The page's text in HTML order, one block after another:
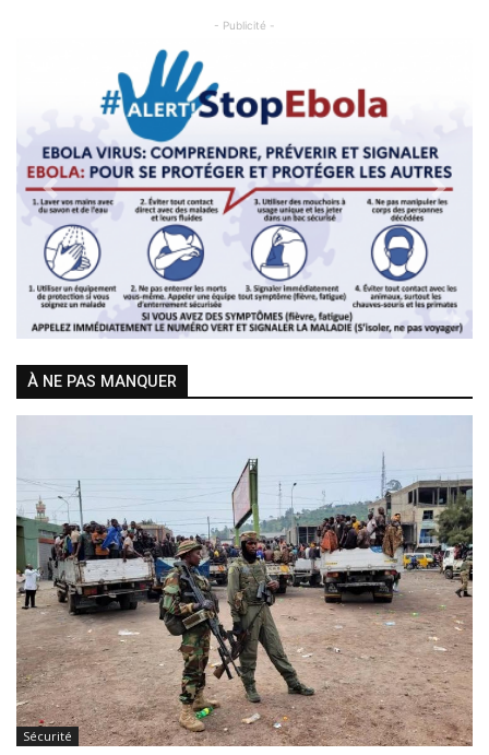
- Publicité -
Previous Next
À NE PAS MANQUER
Sécurité